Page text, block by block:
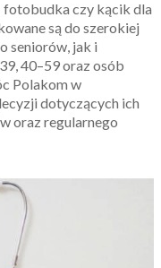
czy kącik dla
są do szerokiej
seniorów, jak i
40–59 oraz osób
Polakom w
dotyczących ich
oraz regularnego